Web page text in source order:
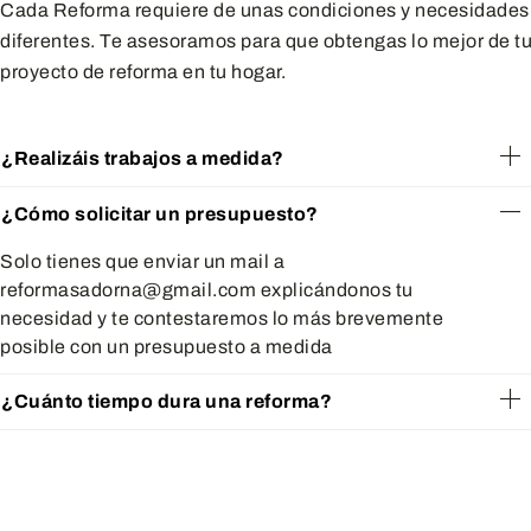
Cada Reforma requiere de unas condiciones y necesidades
diferentes. Te asesoramos para que obtengas lo mejor de tu
proyecto de reforma en tu hogar.
¿Realizáis trabajos a medida?
¿Cómo solicitar un presupuesto?
Solo tienes que enviar un mail a
reformasadorna@gmail.com explicándonos tu
necesidad y te contestaremos lo más brevemente
posible con un presupuesto a medida
¿Cuánto tiempo dura una reforma?